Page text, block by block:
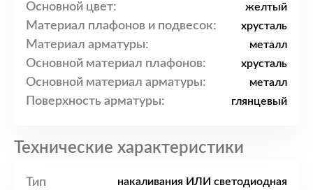
Основной цвет: желтый
Материал плафонов и подвесок: хрусталь
Материал арматуры: металл
Основной материал плафонов: хрусталь
Основной материал арматуры: металл
Поверхность арматуры: глянцевый
Технические характеристики
Тип
накаливания ИЛИ светодиодная